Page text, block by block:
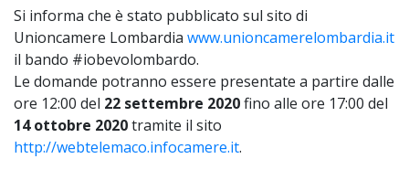
Si informa che è stato pubblicato sul sito di
Unioncamere Lombardia www.unioncamerelombardia.it
il bando #iobevolombardo.
Le domande potranno essere presentate a partire dalle
ore 12:00 del 22 settembre 2020fino alle ore 17:00 del
14 ottobre 2020tramite il sito
http://webtelemaco.infocamere.it.